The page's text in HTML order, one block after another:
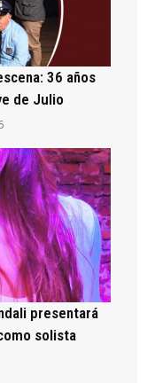
36 años
de Julio
presentará
solista